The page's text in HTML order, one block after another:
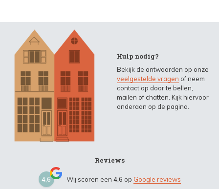
Hulp nodig?
Bekijk de antwoorden op onze
veelgestelde vragen of neem
contact op door te bellen,
mailen of chatten. Kijk hiervoor
onderaan op de pagina.
Reviews
4,6 Wij scoren een 4,6 op Google reviews